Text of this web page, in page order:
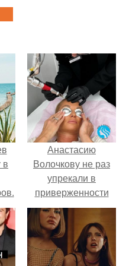
в
Анастасию
Волочкову не раз
упрекали в
приверженности
устаревшим бьюти -
процедурам.